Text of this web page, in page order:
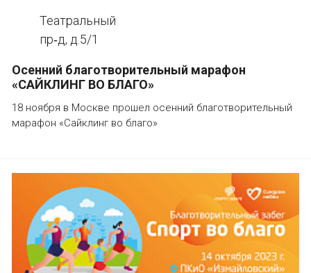
Театральный
пр‑д, д.5/1
Осенний благотворительный марафон
«САЙКЛИНГ ВО БЛАГО»
18 ноября в Москве прошел осенний благотворительный
марафон «Сайклинг во благо»